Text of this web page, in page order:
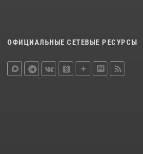
ОФИЦИАЛЬНЫЕ СЕТЕВЫЕ РЕСУРСЫ